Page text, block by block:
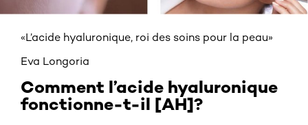
«L’acide hyaluronique, roi des soins pour la peau»
Eva Longoria
Comment l’acide hyaluronique
fonctionne-t-il [AH]?